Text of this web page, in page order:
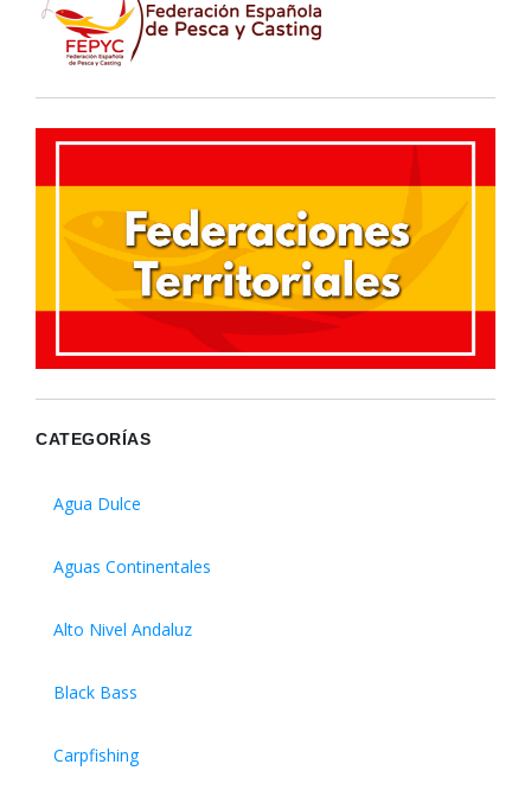
CATEGORÍAS
Agua Dulce
Aguas Continentales
Alto Nivel Andaluz
Black Bass
Carpfishing